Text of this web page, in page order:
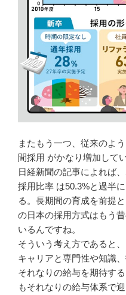
またもう一つ、従来のよ
間採用 がかなり増加してい
日経新聞の記事によれば
採用比率 は50.3%と過半
る。長期間の育成を前提
の日本の採用方式はもう
いるんですね。
そういう考え方であると
キャリアと専門性や知識
それなりの給与を期待す
もそれなりの給与体系で